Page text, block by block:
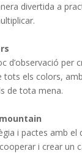
divertida a
d’observació per
tots els colors,
de tota mena.
i pactes amb el
i crear un